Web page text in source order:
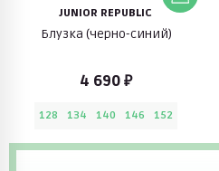
JUNIOR REPUBLIC
Блузка (черно-синий)
4 690 ₽
128 134 140 146 152